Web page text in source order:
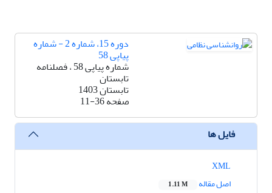
دوره 15، شماره 2 - شماره
پیاپی 58
شماره پیاپی 58 ، فصلنامه
تابستان
تابستان 1403
صفحه11-36
فایل ها
اصل مقاله
1.11 M